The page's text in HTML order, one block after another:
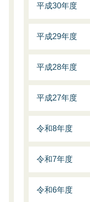
平成30年度
平成29年度
平成28年度
平成27年度
令和8年度
令和7年度
令和6年度